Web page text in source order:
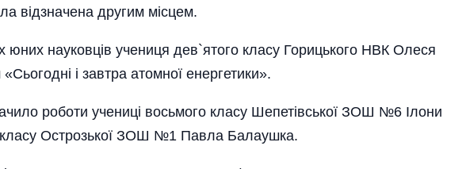
відзначена другим місцем.
юних науковців учениця дев`ятого класу Горицького НВК Олеся
і завтра атомної енергетики».
роботи учениці восьмого класу Шепетівської ЗОШ №6 Ілони
класу Острозької ЗОШ №1 Павла Балаушка.